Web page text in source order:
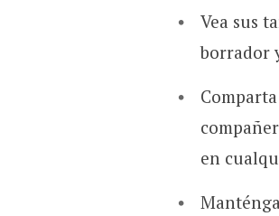
Vea sus
borrador
en